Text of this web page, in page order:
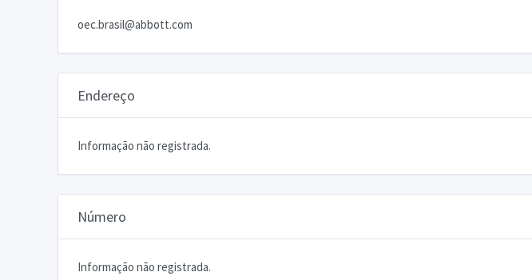
oec.brasil@abbott.com
Endereço
Informação não registrada.
Número
Informação não registrada.